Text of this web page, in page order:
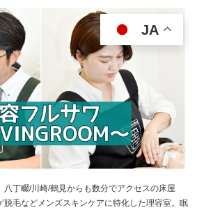
丁畷/川崎/鶴見からも数分でアクセスの床屋
脱毛などメンズスキンケアに特化した理容室。眠
JA